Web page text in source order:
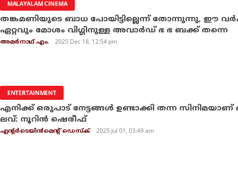
MALAYALAM CINEMA
തങ്കമണിയുടെ ബാധ പോയിട്ടില്ലെന്ന് തോന്നുന്നു, ഈ
ഏറ്റവും മോശം വിഗ്ഗിനുള്ള അവാര്‍ഡ് ഭ ഭ ബക്ക് തന്നെ
അമര്‍നാഥ് എം. 2025 Dec 18, 12:54 pm
ENTERTAINMENT
എനിക്ക് ഒരുപാട് നേട്ടങ്ങള്‍ ഉണ്ടാക്കി തന്ന
ലവ്: നൂറിന്‍ ഷെരീഫ്
എന്റര്‍ടെയിന്‍മെന്റ് ഡെസ്‌ക് 2025 Jul 01, 03:49 am